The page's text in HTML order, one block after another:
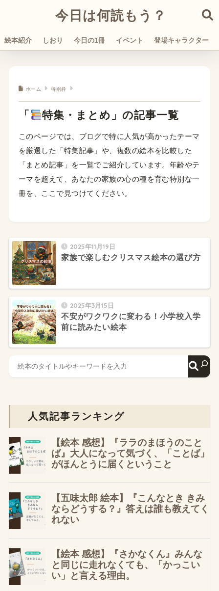
今日は何読もう？
絵本紹介 しおり 今日の1冊 イベント 登場キャラクター
ホーム 特別枠
「 特集・まとめ」の記事一覧
このページでは、ブログで特に人気が高かったテーマ
を厳選した「特集記事」や、複数の絵本を比較した
「まとめ記事」を一覧でご紹介しています。年齢やテ
ーマを超えて、あなたの家族の心の種を育む特別な一
冊を、ここで見つけてください。
2025年11月19日
家族で楽しむクリスマス絵本の選び方
2025年3月15日
不安がワクワクに変わる！小学校入学
前に読みたい絵本
人気記事ランキング